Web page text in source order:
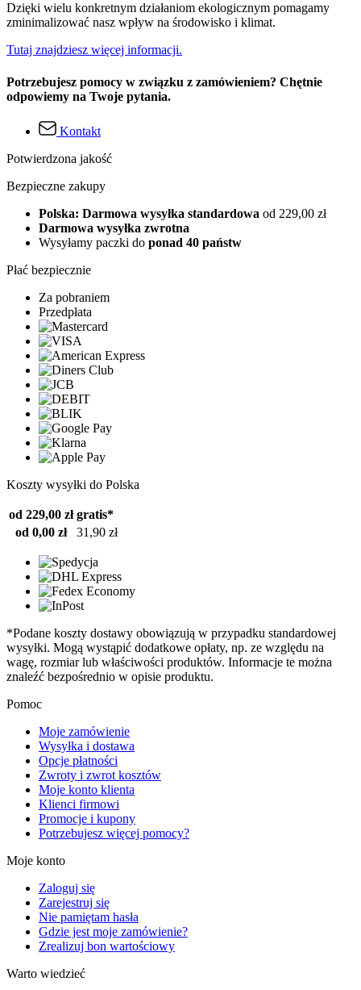
Dzięki wielu konkretnym działaniom ekologicznym pomagamy
zminimalizować nasz wpływ na środowisko i klimat.
Tutaj znajdziesz więcej informacji.
Potrzebujesz pomocy w związku z zamówieniem? Chętnie
odpowiemy na Twoje pytania.
Kontakt
Potwierdzona jakość
Bezpieczne zakupy
Polska: Darmowa wysyłka standardowa od 229,00 zł
Darmowa wysyłka zwrotna
Wysyłamy paczki do ponad 40 państw
Płać bezpiecznie
Za pobraniem
Przedpłata
Koszty wysyłki do Polska
od 229,00 zł gratis*
od 0,00 zł
31,90 zł
*Podane koszty dostawy obowiązują w przypadku standardowej
wysyłki. Mogą wystąpić dodatkowe opłaty, np. ze względu na
wagę, rozmiar lub właściwości produktów. Informacje te można
znaleźć bezpośrednio w opisie produktu.
Pomoc
Moje zamówienie
Wysyłka i dostawa
Opcje płatności
Zwroty i zwrot kosztów
Moje konto klienta
Klienci firmowi
Promocje i kupony
Potrzebujesz więcej pomocy?
Moje konto
Zaloguj się
Zarejestruj się
Nie pamiętam hasła
Gdzie jest moje zamówienie?
Zrealizuj bon wartościowy
Warto wiedzieć